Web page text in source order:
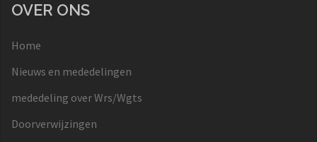
OVER ONS
Home
Nieuws en mededelingen
mededeling over Wrs/Wgts
Doorverwijzingen